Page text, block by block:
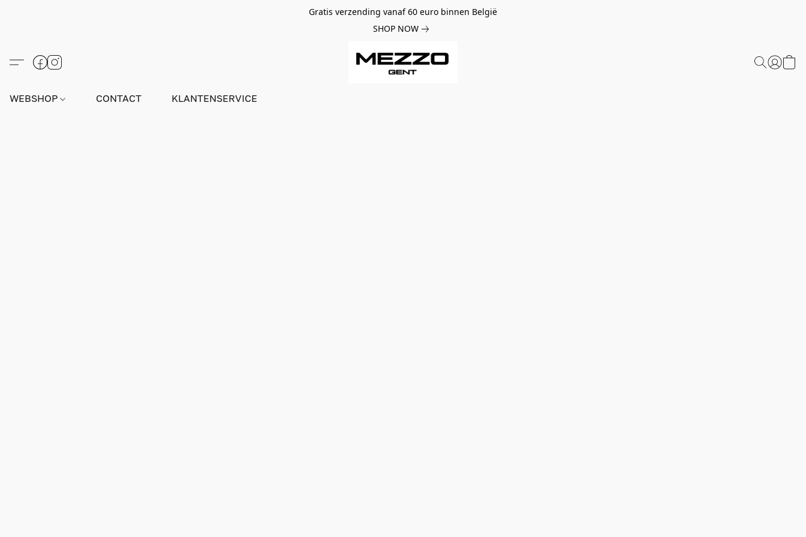
Gratis verzending vanaf 60 euro binnen België
SHOP NOW
WEBSHOP CONTACT KLANTENSERVICE